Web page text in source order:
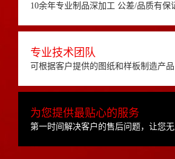
10余年专业制品深加工 公差/品质有保
专业技术团队
可根据客户提供的图纸和样板制造产品
为您提供最贴心的服务
第一时间解决客户的售后问题，让您